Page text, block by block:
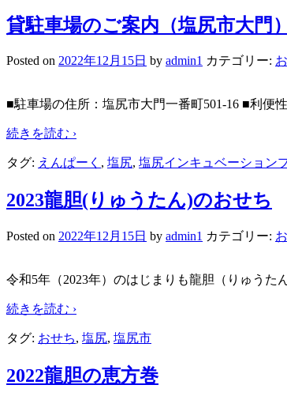
貸駐車場のご案内（塩尻市大門）
Posted on 2022年12月15日 by admin1 カテゴリー:
■駐車場の住所：塩尻市大門一番町501-16 ■利便
続きを読む ›
タグ: えんぱーく , 塩尻, 塩尻インキュベーション
2023龍胆(りゅうたん)のおせち
Posted on 2022年12月15日 by admin1 カテゴリー:
令和5年（2023年）のはじまりも龍胆（りゅうた
続きを読む ›
タグ: おせち, 塩尻, 塩尻市
2022龍胆の恵方巻